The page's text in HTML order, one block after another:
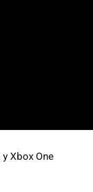
y Xbox One